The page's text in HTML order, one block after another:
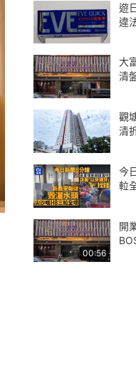
遊
違
大
清
觀
清
今
𨋢
00:56
開